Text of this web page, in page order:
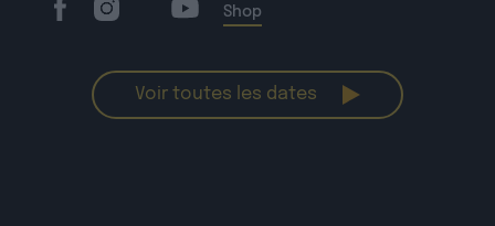
Shop
Voir toutes les dates